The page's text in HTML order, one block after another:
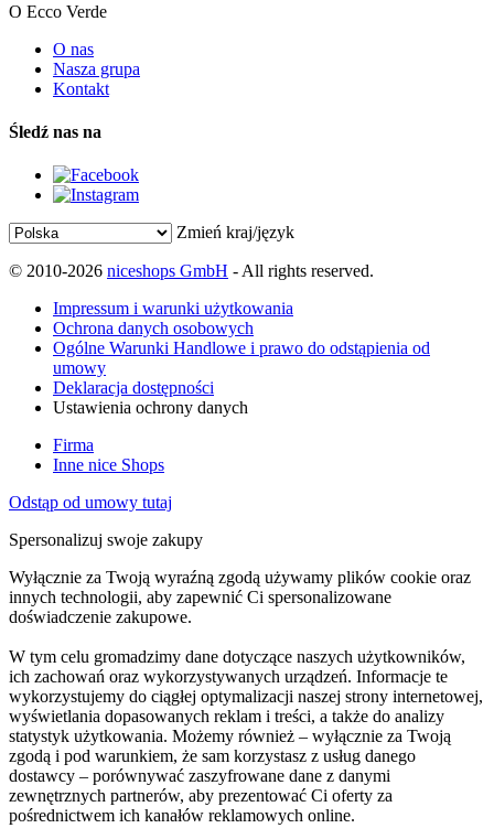
O Ecco Verde
O nas
Nasza grupa
Kontakt
Śledź nas na
Zmień kraj/język
© 2010-2026 niceshops GmbH - All rights reserved.
Impressum i warunki użytkowania
Ochrona danych osobowych
Ogólne Warunki Handlowe i prawo do odstąpienia od
umowy
Deklaracja dostępności
Ustawienia ochrony danych
Firma
Inne nice Shops
Odstąp od umowy tutaj
Spersonalizuj swoje zakupy
Wyłącznie za Twoją wyraźną zgodą używamy plików cookie oraz
innych technologii, aby zapewnić Ci spersonalizowane
doświadczenie zakupowe.
W tym celu gromadzimy dane dotyczące naszych użytkowników,
ich zachowań oraz wykorzystywanych urządzeń. Informacje te
wykorzystujemy do ciągłej optymalizacji naszej strony internetowej,
wyświetlania dopasowanych reklam i treści, a także do analizy
statystyk użytkowania. Możemy również – wyłącznie za Twoją
zgodą i pod warunkiem, że sam korzystasz z usług danego
dostawcy – porównywać zaszyfrowane dane z danymi
zewnętrznych partnerów, aby prezentować Ci oferty za
pośrednictwem ich kanałów reklamowych online.